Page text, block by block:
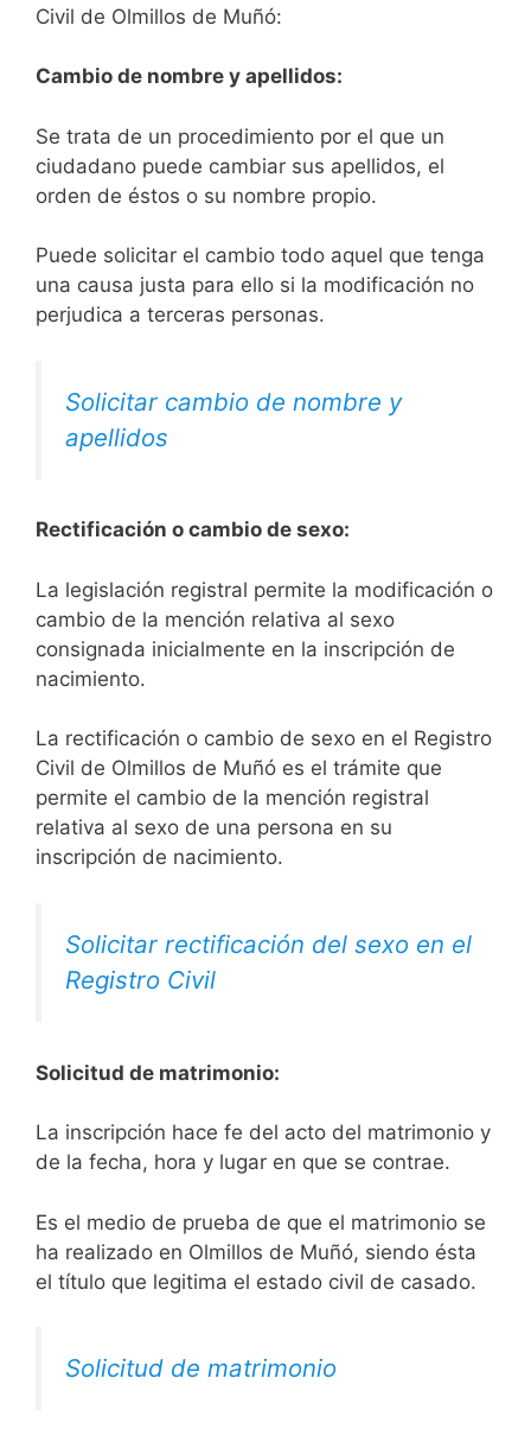
Civil de Olmillos de Muñó:
Cambio de nombre y apellidos:
Se trata de un procedimiento por el que un
ciudadano puede cambiar sus apellidos, el
orden de éstos o su nombre propio.
Puede solicitar el cambio todo aquel que tenga
una causa justa para ello si la modificación no
perjudica a terceras personas.
Solicitar cambio de nombre y
apellidos
Rectificación o cambio de sexo:
La legislación registral permite la modificación o
cambio de la mención relativa al sexo
consignada inicialmente en la inscripción de
nacimiento.
La rectificación o cambio de sexo en el Registro
Civil de Olmillos de Muñó es el trámite que
permite el cambio de la mención registral
relativa al sexo de una persona en su
inscripción de nacimiento.
Solicitar rectificación del sexo en el
Registro Civil
Solicitud de matrimonio:
La inscripción hace fe del acto del matrimonio y
de la fecha, hora y lugar en que se contrae.
Es el medio de prueba de que el matrimonio se
ha realizado en Olmillos de Muñó, siendo ésta
el título que legitima el estado civil de casado.
Solicitud de matrimonio